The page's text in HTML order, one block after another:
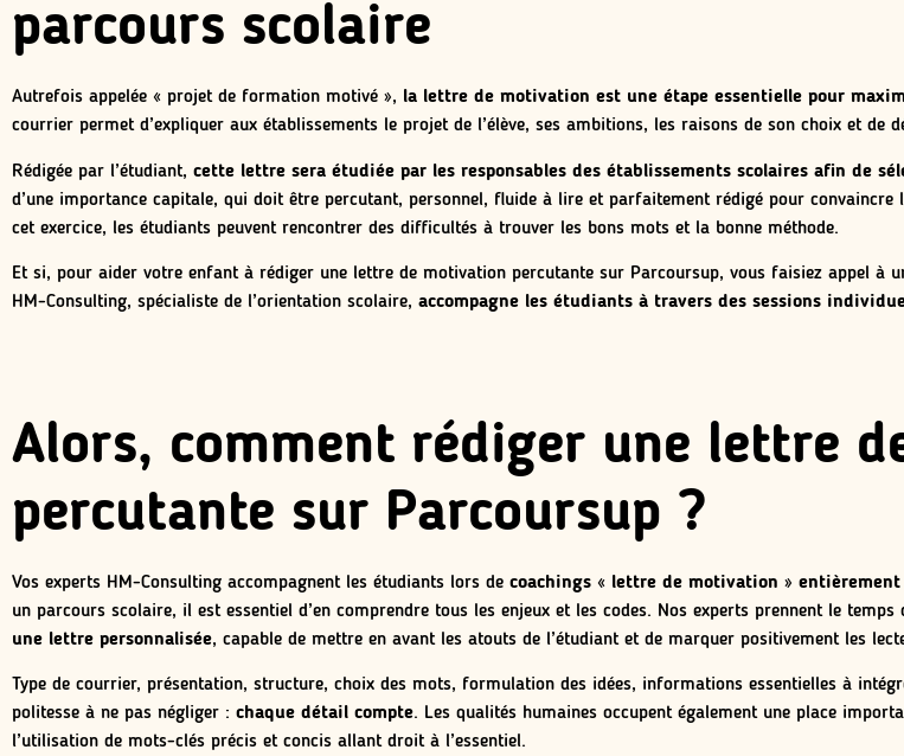
parcours scolaire
Autrefois appelée « projet de formation motivé », la lettre de motivation est une étape essentielle pour
courrier permet d’expliquer aux établissements le projet de l’élève, ses ambitions, les raisons de son choix et de
Rédigée par l’étudiant, cette lettre sera étudiée par les responsables des établissements scolaires afin de
d’une importance capitale, qui doit être percutant, personnel, fluide à lire et parfaitement rédigé pour
cet exercice, les étudiants peuvent rencontrer des difficultés à trouver les bons mots et la bonne méthode.
Et si, pour aider votre enfant à rédiger une lettre de motivation percutante sur Parcoursup, vous faisiez appel à
HM-Consulting, spécialiste de l’orientation scolaire, accompagne les étudiants à travers des sessions
Alors, comment rédiger une lettre
percutante sur Parcoursup ?
Vos experts HM-Consulting accompagnent les étudiants lors de coachings « lettre de motivation » entièrement
un parcours scolaire, il est essentiel d’en comprendre tous les enjeux et les codes. Nos experts prennent le temps
une lettre personnalisée, capable de mettre en avant les atouts de l’étudiant et de marquer positivement les
Type de courrier, présentation, structure, choix des mots, formulation des idées, informations essentielles à
politesse à ne pas négliger : chaque détail compte. Les qualités humaines occupent également une place
l’utilisation de mots-clés précis et concis allant droit à l’essentiel.